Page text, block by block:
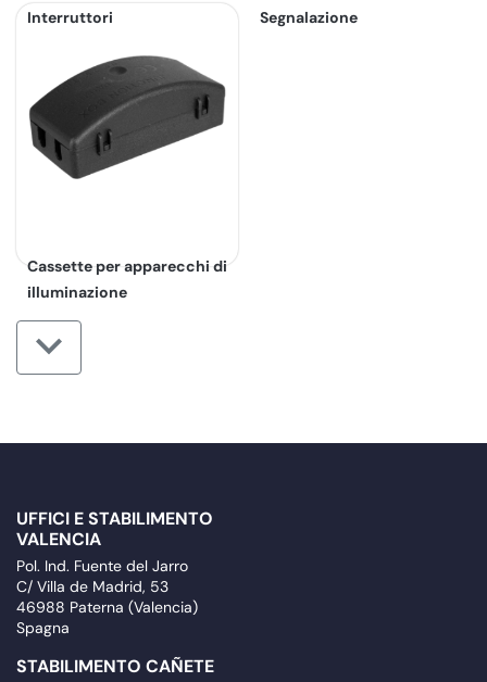
Interruttori Segnalazione
Cassette per apparecchi di
illuminazione
UFFICI E STABILIMENTO
VALENCIA
Pol. Ind. Fuente del Jarro
C/ Villa de Madrid, 53
46988 Paterna (Valencia)
Spagna
STABILIMENTO CAÑETE